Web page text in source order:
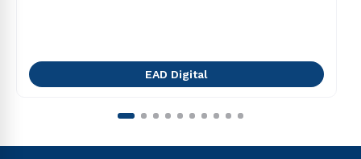
EAD Digital